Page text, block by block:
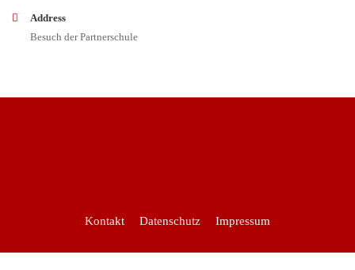
Address
Besuch der Partnerschule
Kontakt Datenschutz Impressum